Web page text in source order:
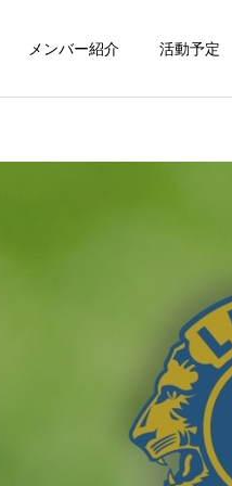
メンバー紹介 活動予定